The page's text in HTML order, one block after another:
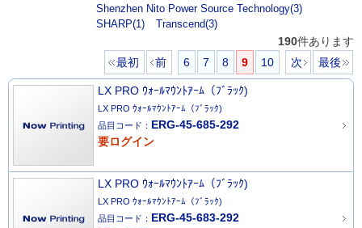
Shenzhen Nito Power Source Technology(3)
SHARP(1)
Transcend(3)
190件あります
最初
前 6 7 8 9 10 次 最後
LX PRO ｳｫｰﾙﾏｳﾝﾄｱｰﾑ（ﾌﾞﾗｯｸ)
LX PRO ｳｫｰﾙﾏｳﾝﾄｱｰﾑ（ﾌﾞﾗｯｸ)
品目コード： ERG-45-685-292
要ログイン
LX PRO ｳｫｰﾙﾏｳﾝﾄｱｰﾑ（ﾌﾞﾗｯｸ)
LX PRO ｳｫｰﾙﾏｳﾝﾄｱｰﾑ（ﾌﾞﾗｯｸ)
品目コード： ERG-45-683-292